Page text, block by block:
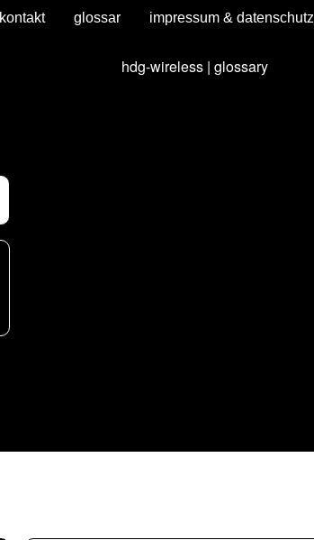
kontakt glossar impressum & datenschutz
hdg-wireless | glossary